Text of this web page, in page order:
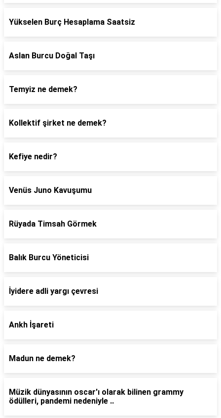
Yükselen Burç Hesaplama Saatsiz
Aslan Burcu Doğal Taşı
Temyiz ne demek?
Kollektif şirket ne demek?
Kefiye nedir?
Venüs Juno Kavuşumu
Rüyada Timsah Görmek
Balık Burcu Yöneticisi
İyidere adli yargı çevresi
Ankh İşareti
Madun ne demek?
Müzik dünyasının oscar'ı olarak bilinen grammy
ödülleri, pandemi nedeniyle ..